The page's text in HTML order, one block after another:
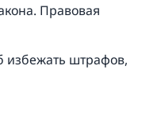
Правовая
избежать штрафов,